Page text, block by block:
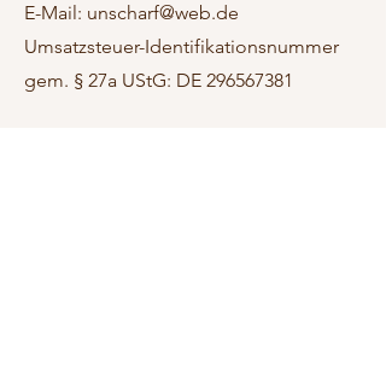
E-Mail: unscharf@web.de
Umsatzsteuer-Identifikationsnummer
gem. § 27a UStG: DE 296567381